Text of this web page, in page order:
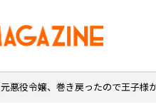
元悪役令嬢、巻き戻ったので王子様